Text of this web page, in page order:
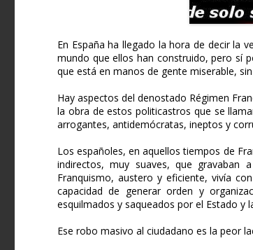
En España ha llegado la hora de decir la
mundo que ellos han construido, pero sí
que está en manos de gente miserable,
Hay aspectos del denostado Régimen
la obra de estos politicastros que se
arrogantes, antidemócratas, ineptos y
Los españoles, en aquellos tiempos de
indirectos, muy suaves, que gravaban
Franquismo, austero y eficiente, vivía
capacidad de generar orden y
esquilmados y saqueados por el Estado y
Ese robo masivo al ciudadano es la peor